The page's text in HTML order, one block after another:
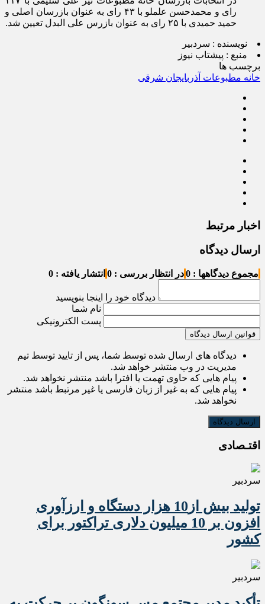
رای و محمدحسن علملو با ۴۳ رای به عنوان بازرسان اصلی و
حمید حمیدی با ۲۵ رای به عنوان بازرس علی البدل تعیین شد.
نویسنده : سردبیر
منبع : پیشتاب نیوز
برچسب ها
خانه مطبوعات آذربایجان شرقی
اخبار مرتبط
ارسال دیدگاه
مجموع دیدگاهها : 0 در انتظار بررسی : 0 انتشار یافته : 0
دیدگاه خود را اینجا بنویسید
نام شما
پست الکترونیکی
قوانین ارسال دیدگاه
دیدگاه های ارسال شده توسط شما، پس از تایید توسط تیم
مدیریت در وب منتشر خواهد شد.
پیام هایی که حاوی تهمت یا افترا باشد منتشر نخواهد شد.
پیام هایی که به غیر از زبان فارسی یا غیر مرتبط باشد منتشر
نخواهد شد.
اقتـصادی
سردبیر
تولید بیش از10 هزار دستگاه و ارزآوری
افزون بر 10 میلیون دلاری تراکتور برای
کشور
سردبیر